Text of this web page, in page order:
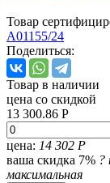
Товар
A01155/24
Поделиться:
Товар в наличии
цена со скидкой
13 300.86 Р
цена: 14 302 Р
ваша скидка 7% ?
максимальная